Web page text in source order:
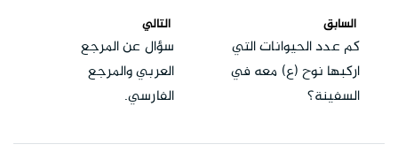
السابق
كم عدد الحيوانات التي
اركبها نوح (ع) معه في
السفينة؟
التالي
سؤال عن المرجع
العربي والمرجع
الفارسي.